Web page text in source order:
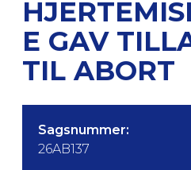
E GAV
TIL ABORT
Sagsnummer:
26AB137